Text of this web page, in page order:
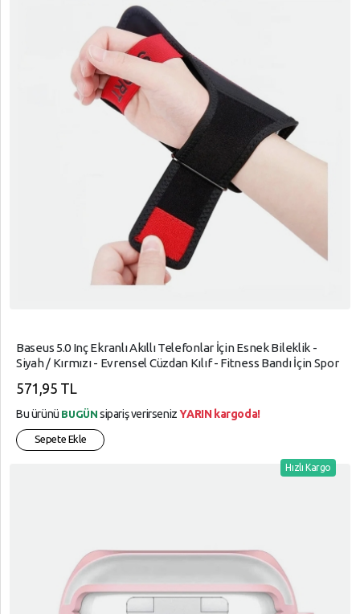
Baseus 5.0 Inç Ekranlı Akıllı Telefonlar İçin Esnek Bileklik -
Siyah / Kırmızı - Evrensel Cüzdan Kılıf - Fitness Bandı İçin Spor
571,95 TL
Bu ürünü BUGÜN sipariş verirsenizYARIN kargoda!
Sepete Ekle
Hızlı Kargo